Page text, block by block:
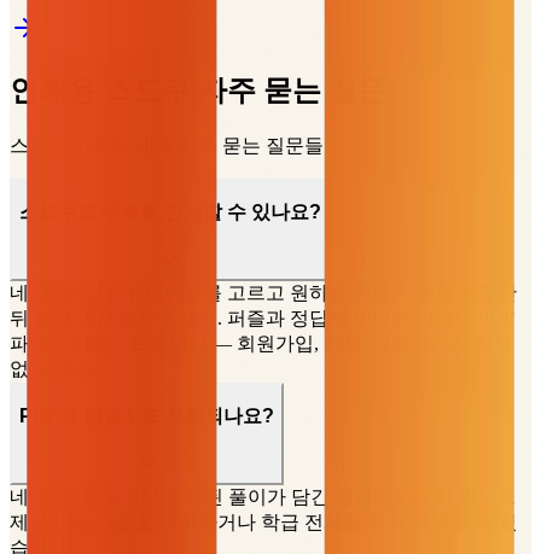
인쇄용 스도쿠 자주 묻는 질문
스도쿠 인쇄에 대해 자주 묻는 질문들
스도쿠를 무료로 인쇄할 수 있나요?
네, 가능합니다. 난이도를 고르고 원하는 퍼즐 개수를 설정한
뒤 생성 버튼을 누르세요. 퍼즐과 정답지가 인쇄 가능한 PDF
파일로 다운로드됩니다 — 회원가입, 비용, 워터마크가 전혀
없습니다.
PDF에 정답지도 포함되나요?
네! 생성할 때마다 완성된 풀이가 담긴 정답지 PDF가 별도로
제공되어, 스스로 채점하거나 학급 전체를 즉시 확인할 수 있
습니다.